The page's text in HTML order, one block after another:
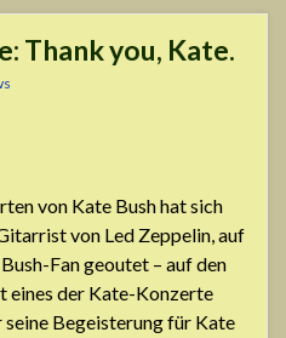
Thank you, Kate.
von Kate Bush hat sich
von Led Zeppelin, auf
Fan geoutet – auf den
eines der Kate-Konzerte
Begeisterung für Kate